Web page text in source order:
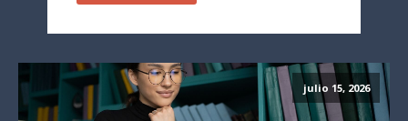
julio 15, 2026